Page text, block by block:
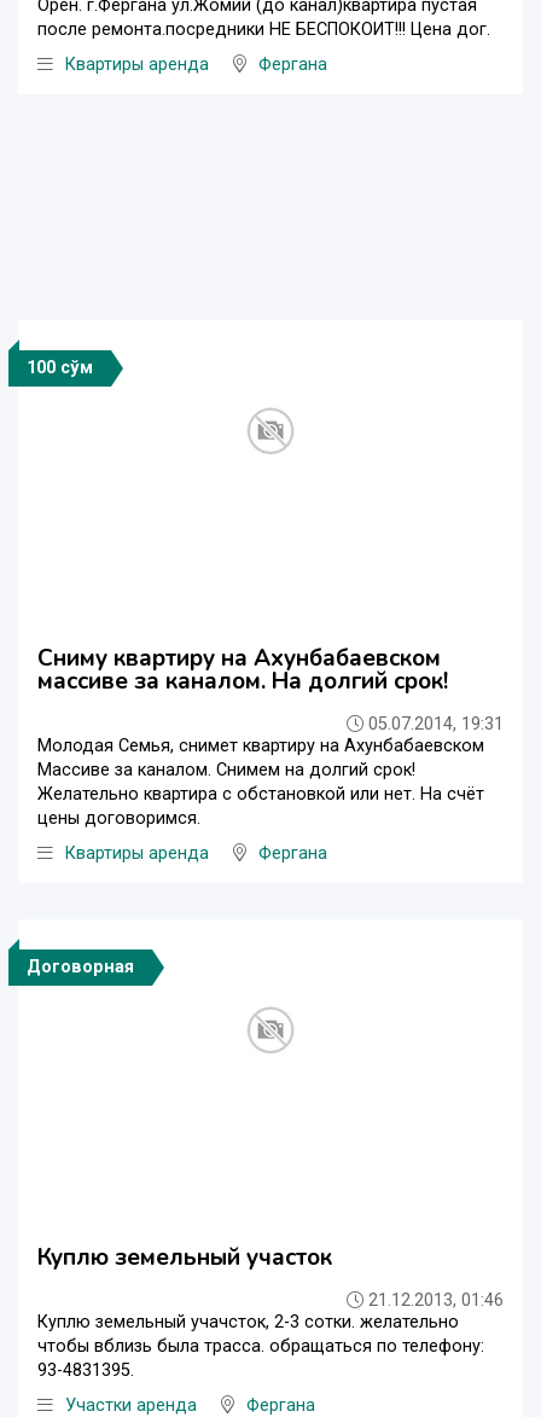
Орен. г.Фергана ул.Жомий (до канал)квартира пустая
после ремонта.посредники НЕ БЕСПОКОИТ!!! Цена дог.
Квартиры аренда
Фергана
100 сўм
Сниму квартиру на Ахунбабаевском
массиве за каналом. На долгий срок!
05.07.2014, 19:31
Молодая Семья, снимет квартиру на Ахунбабаевском
Массиве за каналом. Снимем на долгий срок!
Желательно квартира с обстановкой или нет. На счёт
цены договоримся.
Квартиры аренда
Фергана
Договорная
Куплю земельный участок
21.12.2013, 01:46
Куплю земельный учачсток, 2-3 сотки. желательно
чтобы вблизь была трасса. обращаться по телефону:
93-4831395.
Участки аренда
Фергана